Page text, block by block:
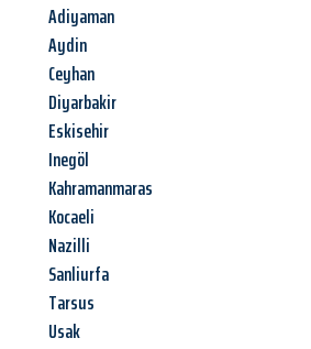
Adiyaman
Aydin
Ceyhan
Diyarbakir
Eskisehir
Inegöl
Kahramanmaras
Kocaeli
Nazilli
Sanliurfa
Tarsus
Usak